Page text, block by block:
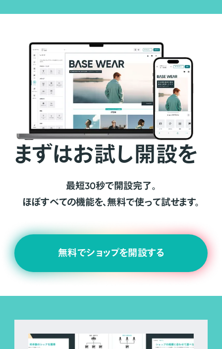
まずはお試し開設を
最短30秒で開設完了。
ほぼすべての機能を、無料で使って試せます。
無料でショップを開設する